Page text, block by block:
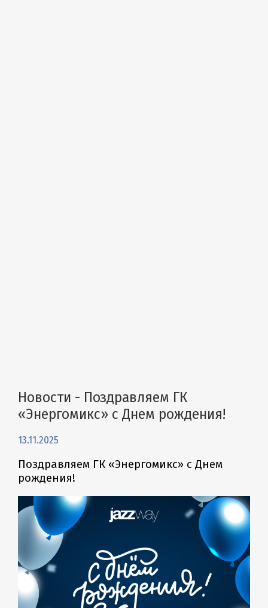
Новости - Поздравляем ГК
«Энергомикс» с Днем рождения!
13.11.2025
Поздравляем ГК «Энергомикс» с Днем
рождения!